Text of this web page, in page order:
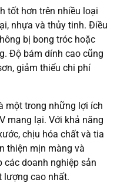
tốt hơn trên nhiều loại
nhựa và thủy tinh. Điều
bị bong tróc hoặc
Độ bám dính cao cũng
giảm thiểu chi phí
một trong những lợi ích
mang lại. Với khả năng
chịu hóa chất và tia
thiện mịn màng và
các doanh nghiệp sản
lượng cao nhất.